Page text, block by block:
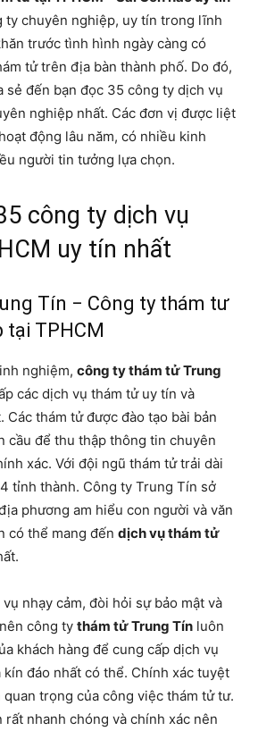
ty chuyên nghiệp, uy tín trong lĩnh
trước tình hình ngày càng có
tử trên địa bàn thành phố. Do đó,
sẻ đến bạn đọc 35 công ty dịch vụ
nghiệp nhất. Các đơn vị được liệt
động lâu năm, có nhiều kinh
người tin tưởng lựa chọn.
công ty dịch vụ
uy tín nhất
Tín − Công ty thám tư
tại TPHCM
nghiệm, công ty thám tử Trung
các dịch vụ thám tử uy tín và
Các thám tử được đào tạo bài bản
cầu để thu thập thông tin chuyên
xác. Với đội ngũ thám tử trải dài
tỉnh thành. Công ty Trung Tín sở
phương am hiểu con người và văn
có thể mang đến dịch vụ thám tử
nhạy cảm, đòi hỏi sự bảo mật và
công ty thám tử Trung Tín luôn
khách hàng để cung cấp dịch vụ
kín đáo nhất có thể. Chính xác tuyệt
trọng của công việc thám tử tư.
rất nhanh chóng và chính xác nên